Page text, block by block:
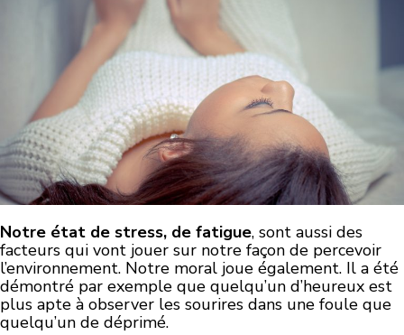
Notre état de stress, de fatigue, sont aussi des
facteurs qui vont jouer sur notre façon de percevoir
l’environnement. Notre moral joue également. Il a été
démontré par exemple que quelqu’un d’heureux est
plus apte à observer les sourires dans une foule que
quelqu’un de déprimé.